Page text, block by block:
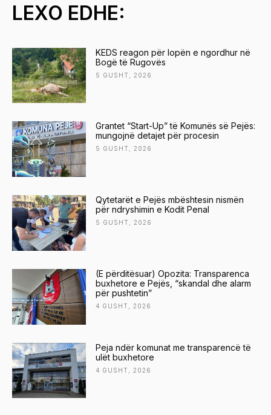
LEXO EDHE:
KEDS reagon për lopën e ngordhur në
Bogë të Rugovës
5 GUSHT, 2026
Grantet “Start-Up” të Komunës së Pejës:
mungojnë detajet për procesin
5 GUSHT, 2026
Qytetarët e Pejës mbështesin nismën
për ndryshimin e Kodit Penal
5 GUSHT, 2026
(E përditësuar) Opozita: Transparenca
buxhetore e Pejës, “skandal dhe alarm
për pushtetin”
4 GUSHT, 2026
Peja ndër komunat me transparencë të
ulët buxhetore
4 GUSHT, 2026